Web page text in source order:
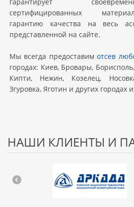
сертифицированных
гарантию качества на весь
представленной на сайте.
Мы всегда предоставимотсев
городах: Киев, Бровары,
Кипти, Нежин, Козелец,
Згуровка, Яготин и других городах
НАШИ КЛИЕНТЫ И